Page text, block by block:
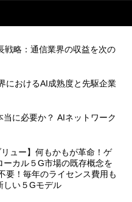
戦略：通信業界の収益を次の
におけるAI成熟度と先駆企業
に必要か？ AIネットワーク
ュー】何もかもが革命！ゲ
カル５G市場の既存概念を
要！毎年のライセンス費用も
い５Gモデル